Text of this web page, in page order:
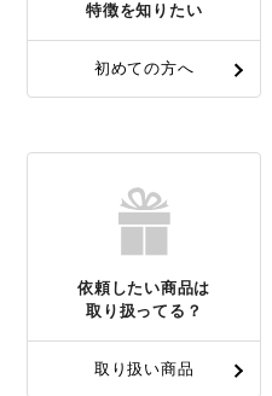
特徴を知りたい
初めての方へ
依頼したい商品は
取り扱ってる？
取り扱い商品